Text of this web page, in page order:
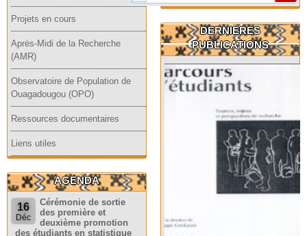
Projets en cours
Après-Midi de la Recherche
(AMR)
Observatoire de Population de
Ouagadougou (OPO)
Ressources documentaires
Liens utiles
AGENDA
16
Déc
Cérémonie de sortie
des première et
deuxième promotion
des étudiants en statistique
DERNIERES
PUBLICATIONS